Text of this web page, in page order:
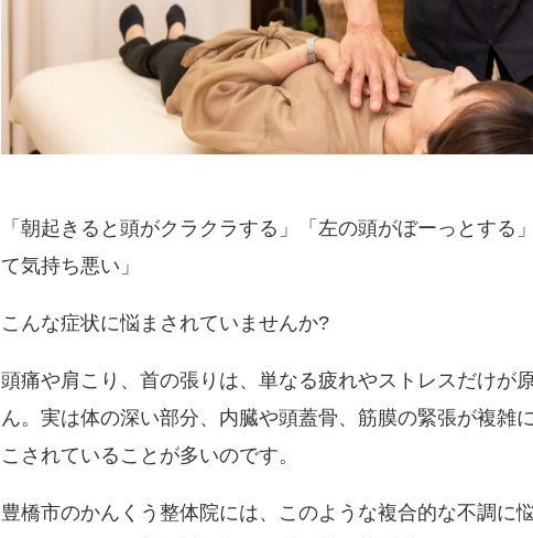
「朝起きると頭がクラクラする」「左の頭がぼーっとする
て気持ち悪い」
こんな症状に悩まされていませんか?
頭痛や肩こり、首の張りは、単なる疲れやストレスだけが
ん。実は体の深い部分、内臓や頭蓋骨、筋膜の緊張が複雑
こされていることが多いのです。
豊橋市のかんくう整体院には、このような複合的な不調に